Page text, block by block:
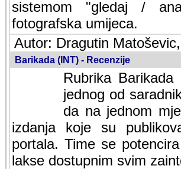
sistemom "gledaj /
fotografska umijeca.
Autor: Dragutin
Barikada (INT) - Recenzije
Rubrika
jednog od
da na jednom
izdanja koje su
portala. Time se
lakse dostupnim svim